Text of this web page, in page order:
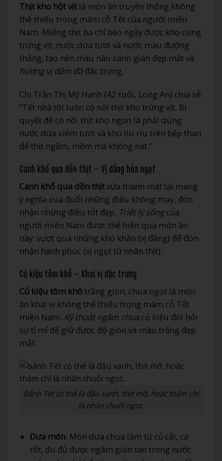
Thịt kho hột vịt là món ăn truyền thống không
thể thiếu trong mâm cỗ Tết của người miền
Nam. Miếng thịt ba chỉ béo ngậy được kho cùng
trứng vịt, nước dừa tươi và nước màu đường
thắng, tạo nên màu nâu cánh gián đẹp mắt và
hương vị đậm đàđặc trưng.
Chị Trần Thị Mỹ Hạnh (42 tuổi, Long An) chia sẻ:
“Tết nhà tôi luôn có nồi thịt kho trứng vịt. Bí
quyết để có nồi thịt kho ngon là phải dùng
nước dừa xiêm tươi và kho liu riu trên bếp than
để thịt ngấm, mềm mà không nát.”
Canh khổ qua dồn thịt – Vị đắng hóa ngọt
Canh khổ qua dồn thịtvừa thanh mát lại mang
ý nghĩa xua đuổi những điều không may, đón
nhận những điều tốt đẹp. Triết lý sốngcủa
người miền Nam được thể hiện qua món ăn
này: vượt qua những khó khăn (vị đắng) để đón
nhận hạnh phúc (vị ngọt từ nhân thịt).
Củ kiệu tôm khô – Khai vị đặc trưng
Củ kiệu tôm khô trắng giòn, chua ngọt là món
ăn khai vị không thể thiếu trong mâm cỗ Tết
miền Nam. Kỹ thuật ngâm chuacủ kiệu đòi hỏi
sự tỉ mỉ để giữ được độ giòn và màu trắng đẹp
mắt.
Bánh Tét có thể là đậu xanh, thịt mỡ, hoặc thậm chí
là nhân chuối ngọt.
Dưa món: Món dưa chua làm từ củ cải, cà
rốt, đu đủ được ngâm giòn tan trong nước